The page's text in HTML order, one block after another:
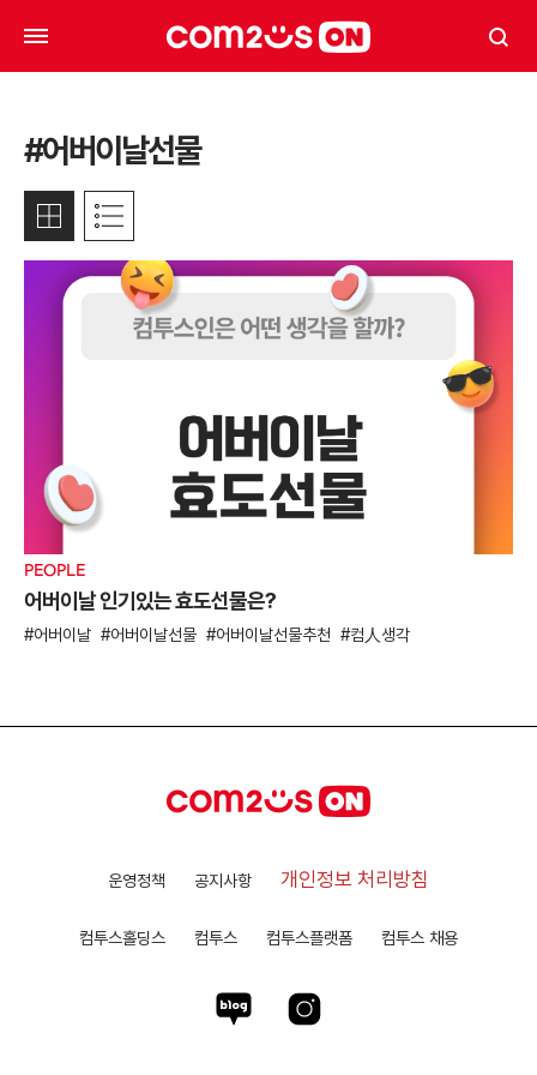
#어버이날선물
PEOPLE
어버이날 인기있는 효도선물은?
어버이날 어버이날선물 어버이날선물추천 컴人생각
운영정책 공지사항 개인정보 처리방침
컴투스홀딩스 컴투스 컴투스플랫폼 컴투스 채용